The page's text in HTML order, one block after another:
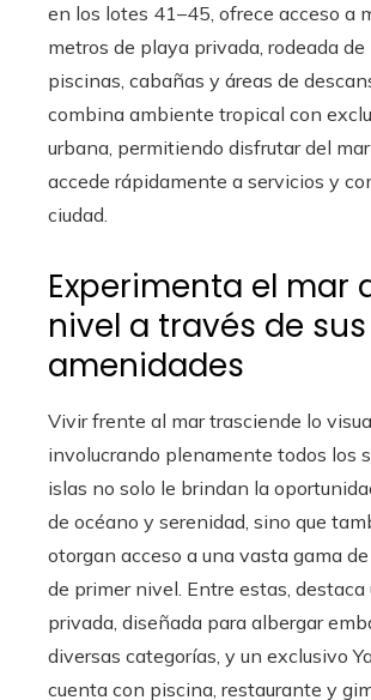
en los lotes 41–45, ofrece acceso a
metros de playa privada, rodeada de
piscinas, cabañas y áreas de
combina ambiente tropical con
urbana, permitiendo disfrutar del
accede rápidamente a servicios y
ciudad.
Experimenta el mar
nivel a través de sus
amenidades
Vivir frente al mar trasciende lo
involucrando plenamente todos los
islas no solo le brindan la
de océano y serenidad, sino que
otorgan acceso a una vasta gama
de primer nivel. Entre estas, destaca
privada, diseñada para albergar
diversas categorías, y un exclusivo
cuenta con piscina, restaurante y